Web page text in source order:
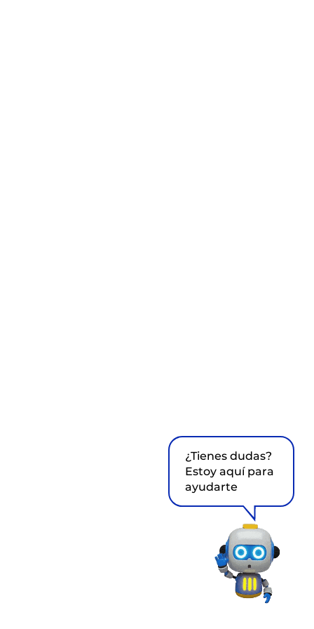
¿Tienes dudas?
Estoy aquí para
ayudarte